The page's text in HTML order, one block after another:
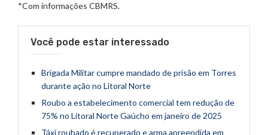
*Com informações CBMRS.
Você pode estar interessado
Brigada Militar cumpre mandado de prisão em Torres
durante ação no Litoral Norte
Roubo a estabelecimento comercial tem redução de
75% no Litoral Norte Gaúcho em janeiro de 2025
Táxi roubado é recuperado e arma apreendida em